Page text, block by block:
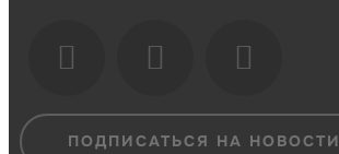
ПОДПИСАТЬСЯ НА НОВОСТИ